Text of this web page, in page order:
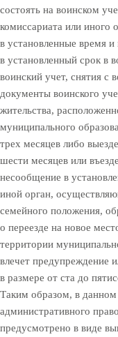
состоять на воинском
комиссариата или иного
в установленные время
в установленный срок в
воинский учет, снятия с
документы воинского
жительства,
муниципального
трех месяцев либо
шести месяцев или
несообщение в
иной орган,
семейного положения,
о переезде на новое
территории
влечет предупреждение
в размере от ста до
Таким образом, в данном
административного
предусмотрено в виде